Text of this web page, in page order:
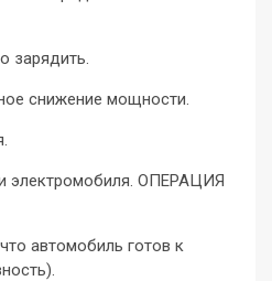
зарядить.
снижение мощности.
электромобиля. ОПЕРАЦИЯ
автомобиль готов к